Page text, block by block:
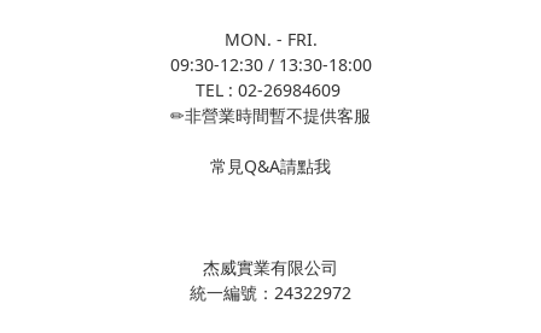
MON. - FRI.
09:30-12:30 / 13:30-18:00
TEL : 02-26984609
✏非營業時間暫不提供客服
常見Q&A請點我
杰威實業有限公司
統一編號：24322972